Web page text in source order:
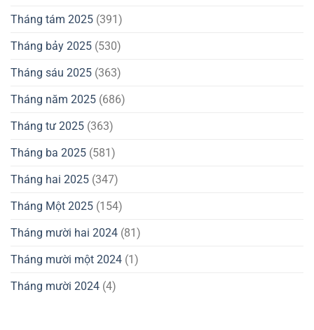
Tháng tám 2025 (391)
Tháng bảy 2025 (530)
Tháng sáu 2025 (363)
Tháng năm 2025 (686)
Tháng tư 2025 (363)
Tháng ba 2025 (581)
Tháng hai 2025 (347)
Tháng Một 2025 (154)
Tháng mười hai 2024 (81)
Tháng mười một 2024 (1)
Tháng mười 2024 (4)